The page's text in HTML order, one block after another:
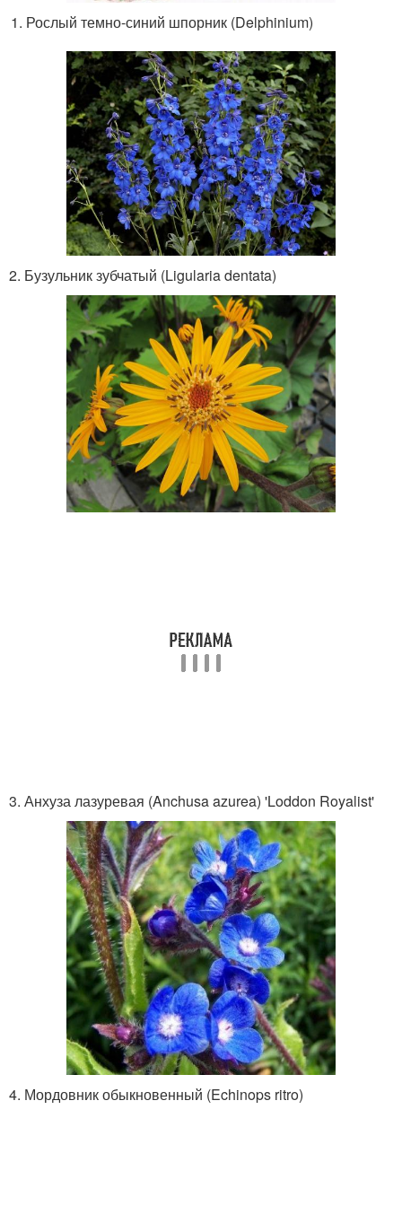
Рослый темно-синий шпорник (Delphinium)
2. Бузульник зубчатый (Ligularia dentata)
3. Анхуза лазуревая (Anchusa azurea) 'Loddon Royalist'
4. Мордовник обыкновенный (Echinops ritro)